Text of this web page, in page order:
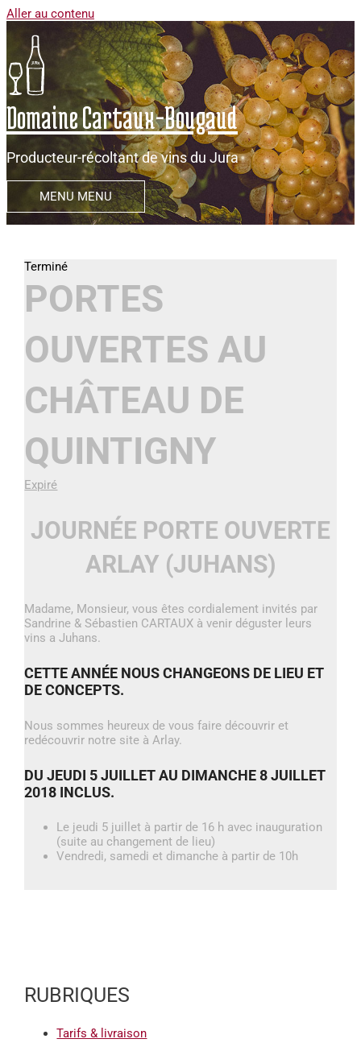
Aller au contenu
Domaine Cartaux-Bougaud
Producteur-récoltant de vins du Jura
MENU MENU
PORTES
OUVERTES AU
CHÂTEAU DE
QUINTIGNY
Expiré
JOURNÉE PORTE OUVERTE
ARLAY (JUHANS)
Madame, Monsieur, vous êtes cordialement invités par
Sandrine & Sébastien CARTAUX à venir déguster leurs
vins a Juhans.
CETTE ANNÉE NOUS CHANGEONS DE LIEU ET
DE CONCEPTS.
Nous sommes heureux de vous faire découvrir et
redécouvrir notre site à Arlay.
DU JEUDI 5 JUILLET AU DIMANCHE 8 JUILLET
2018 INCLUS.
Le jeudi 5 juillet à partir de 16 h avec inauguration
(suite au changement de lieu)
Vendredi, samedi et dimanche à partir de 10h
RUBRIQUES
Tarifs & livraison